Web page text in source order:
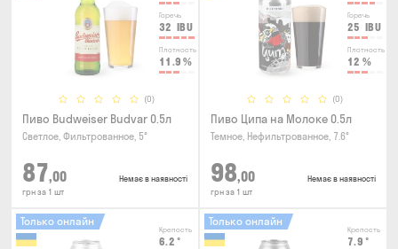
Горечь
32 IBU
Плотность
11.9 %
(0)
Пиво Budweiser Budvar 0.5л
Светлое, Фильтрованное, 5°
87,00
грн за 1 шт
Немає в наявності
Горечь
25 IBU
Плотность
12 %
(0)
Пиво Ципа на Молоке 0.5л
Темное, Нефильтрованное, 7.6°
98,00
грн за 1 шт
Немає в наявності
Крепость
6.2 °
Только онлайн
Крепость
7.9 °
Только онлайн